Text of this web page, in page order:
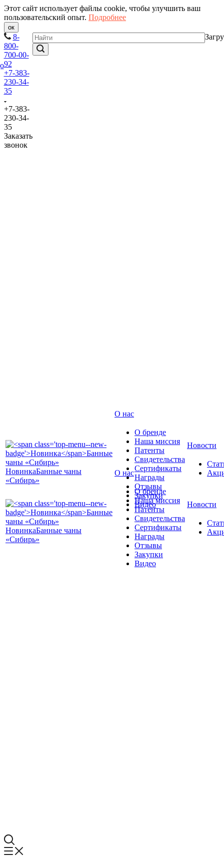
Этот сайт использует файлы cookie, чтобы улучшить ваш
пользовательский опыт. Подробнее
ок
8-
800-
700-00-
92
+7-383-
230-34-
35
+7-383-
230-34-
35
Заказать
звонок
НовинкаБанные чаны
«Сибирь»
О нас
О бренде
Наша миссия
Патенты
Свидетельства
Сертификаты
Награды
Отзывы
Закупки
Видео
Новости
НовинкаБанные чаны
«Сибирь»
О нас
О бренде
Наша миссия
Патенты
Свидетельства
Сертификаты
Награды
Отзывы
Закупки
Видео
Новости